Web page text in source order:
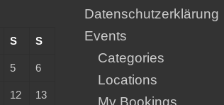
S S
5 6
12 13
Datenschutzerklärung
Events
Categories
Locations
My Bookings